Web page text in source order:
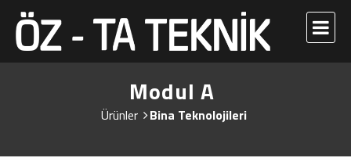
Modul A
Ürünler Bina Teknolojileri